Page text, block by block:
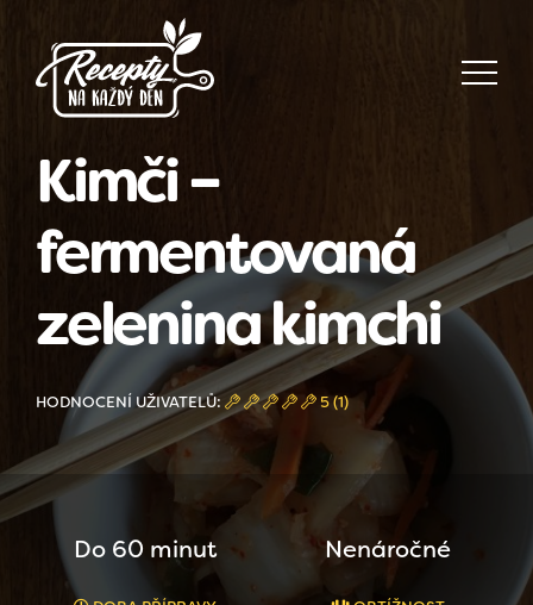
Kimči –
fermentovaná
zelenina kimchi
HODNOCENÍ UŽIVATELŮ: 5 (1)
Do 60 minut Nenáročné